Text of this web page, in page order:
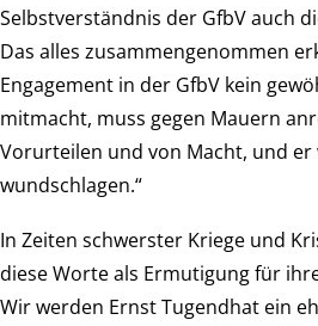
Selbstverständnis der GfbV auch
Das alles zusammengenommen
Engagement in der GfbV kein
mitmacht, muss gegen Mauern
Vorurteilen und von Macht, und er
wundschlagen.“
In Zeiten schwerster Kriege und
diese Worte als Ermutigung für
Wir werden Ernst Tugendhat ein